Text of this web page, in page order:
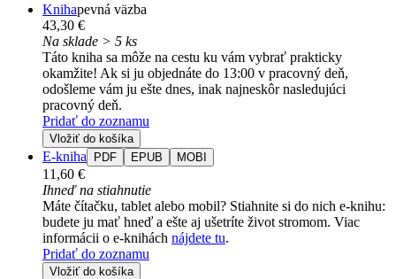
Knihapevná väzba
43,30 €
Na sklade > 5 ks
Táto kniha sa môže na cestu ku vám vybrať prakticky
okamžite! Ak si ju objednáte do 13:00 v pracovný deň,
odošleme vám ju ešte dnes, inak najneskôr nasledujúci
pracovný deň.
Pridať do zoznamu
Vložiť do košíka
E-kniha PDF EPUB MOBI
11,60 €
Ihneď na stiahnutie
Máte čítačku, tablet alebo mobil? Stiahnite si do nich e-knihu:
budete ju mať hneď a ešte aj ušetríte život stromom. Viac
informácii o e-knihách nájdete tu.
Pridať do zoznamu
Vložiť do košíka